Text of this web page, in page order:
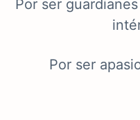
Por ser
Por ser